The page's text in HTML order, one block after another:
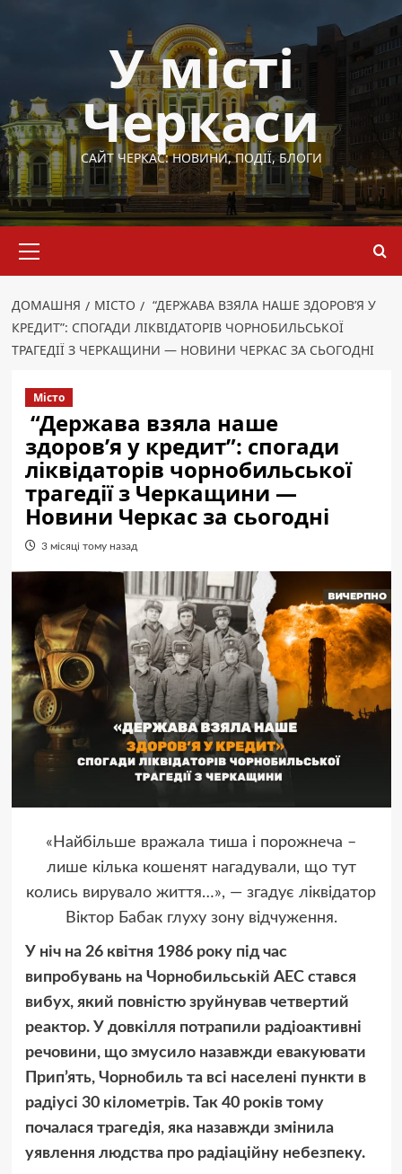
У місті
Черкаси
САЙТ ЧЕРКАС: НОВИНИ, ПОДІЇ, БЛОГИ
меню
ДОМАШНЯ МІСТО
“ДЕРЖАВА ВЗЯЛА НАШЕ ЗДОРОВ’Я У
КРЕДИТ”: СПОГАДИ ЛІКВІДАТОРІВ ЧОРНОБИЛЬСЬКОЇ
ТРАГЕДІЇ З ЧЕРКАЩИНИ — НОВИНИ ЧЕРКАС ЗА СЬОГОДНІ
Місто
“Держава взяла наше
здоров’я у кредит”: спогади
ліквідаторів чорнобильської
трагедії з Черкащини —
Новини Черкас за сьогодні
3 місяці тому назад
«Найбільше вражала тиша і порожнеча –
лише кілька кошенят нагадували, що тут
колись вирувало життя…», — згадує ліквідатор
Віктор Бабак глуху зону відчуження.
У ніч на 26 квітня 1986 року під час
випробувань на Чорнобильській АЕС стався
вибух, який повністю зруйнував четвертий
реактор. У довкілля потрапили радіоактивні
речовини, що змусило назавжди евакуювати
Прип’ять, Чорнобиль та всі населені пункти в
радіусі 30 кілометрів. Так 40 років тому
почалася трагедія, яка назавжди змінила
уявлення людства про радіаційну небезпеку.